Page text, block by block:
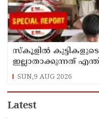
സ്‌കൂളില്‍
ഇല്ലാതാക്കുന്നത്
ഷെഡ്യൂള്‍ മാറ്റിയത്
SUN,9 AUG 2026
Latest